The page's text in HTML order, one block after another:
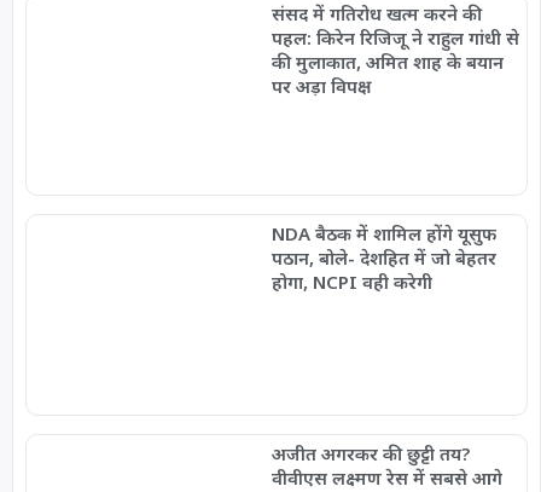
संसद में गतिरोध खत्म करने की
पहल: किरेन रिजिजू ने राहुल गांधी से
की मुलाकात, अमित शाह के बयान
पर अड़ा विपक्ष
NDA बैठक में शामिल होंगे यूसुफ
पठान, बोले- देशहित में जो बेहतर
होगा, NCPI वही करेगी
अजीत अगरकर की छुट्टी तय?
वीवीएस लक्ष्मण रेस में सबसे आगे